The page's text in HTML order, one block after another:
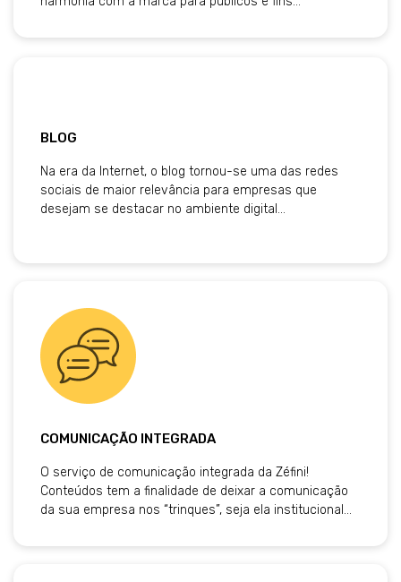
BLOG
Na era da Internet, o blog tornou-se uma das redes
sociais de maior relevância para empresas que
desejam se destacar no ambiente digital…
COMUNICAÇÃO INTEGRADA
O serviço de comunicação integrada da Zéfini!
Conteúdos tem a finalidade de deixar a comunicação
da sua empresa nos “trinques”, seja ela institucional…